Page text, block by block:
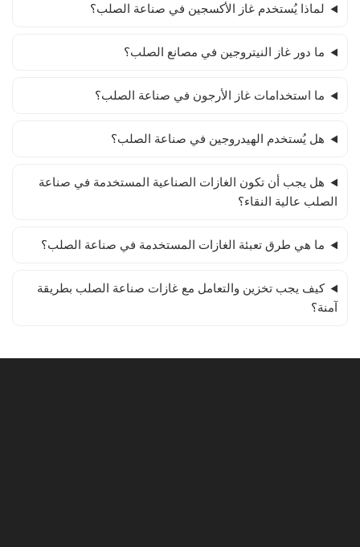
لماذا يُستخدم غاز الأكسجين في صناعة الصلب؟
ما دور غاز النيتروجين في مصانع الصلب؟
ما استخدامات غاز الأرجون في صناعة الصلب؟
هل يُستخدم الهيدروجين في صناعة الصلب؟
هل يجب أن تكون الغازات الصناعية المستخدمة في صناعة
الصلب عالية النقاء؟
ما هي طرق تعبئة الغازات المستخدمة في صناعة الصلب؟
كيف يجب تخزين والتعامل مع غازات صناعة الصلب بطريقة
آمنة؟